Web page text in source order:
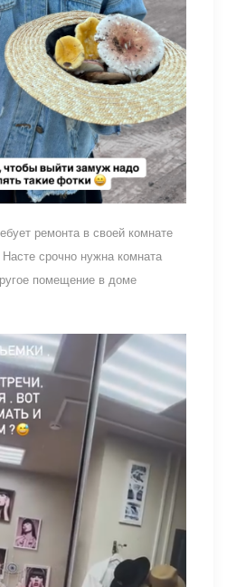
ремонта в своей комнате
срочно нужна комната
помещение в доме